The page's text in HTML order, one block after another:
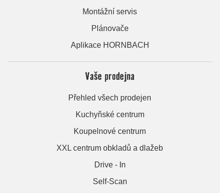
Montážní servis
Plánovače
Aplikace HORNBACH
Vaše prodejna
Přehled všech prodejen
Kuchyňské centrum
Koupelnové centrum
XXL centrum obkladů a dlažeb
Drive - In
Self-Scan